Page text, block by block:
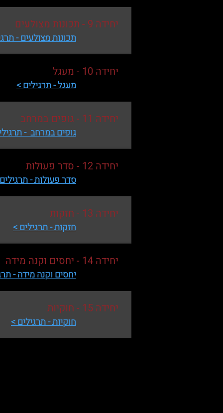
יחידה 9 - תכונות מצולעים
תכונות מצולעים -
יחידה 10 - מעגל
מעגל - תרגילים>
יחידה 11 - גופים במרחב
גופים במרחב -
יחידה 12 - סדר פעולות
סדר פעולות -
יחידה 13 - חזקות
חזקות - תרגילים >
יחידה 14 - יחסים וקנה מידה
יחסים וקנה מידה -
יחידה 15 - חוקיות
חוקיות - תרגילים >